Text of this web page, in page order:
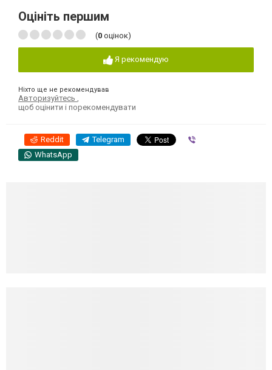
Оцініть першим
(0 оцінок)
Я рекомендую
Ніхто ще не рекомендував
Авторизуйтесь
щоб оцінити і порекомендувати
Reddit Telegram
WhatsApp